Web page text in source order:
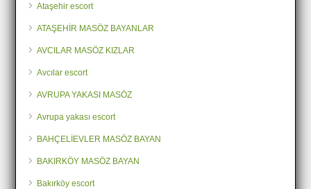
Ataşehir escort
ATAŞEHİR MASÖZ BAYANLAR
AVCILAR MASÖZ KIZLAR
Avcılar escort
AVRUPA YAKASI MASÖZ
Avrupa yakası escort
BAHÇELİEVLER MASÖZ BAYAN
BAKIRKÖY MASÖZ BAYAN
Bakırköy escort